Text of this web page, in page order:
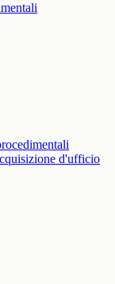
d'ufficio